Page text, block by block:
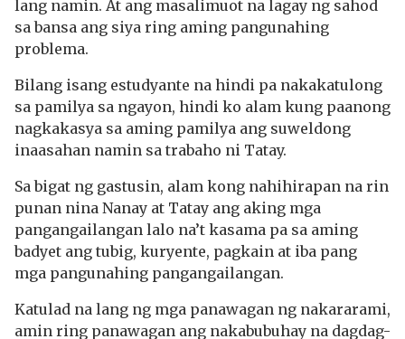
lang namin. At ang masalimuot na lagay ng sahod
sa bansa ang siya ring aming pangunahing
problema.
Bilang isang estudyante na hindi pa nakakatulong
sa pamilya sa ngayon, hindi ko alam kung paanong
nagkakasya sa aming pamilya ang suweldong
inaasahan namin sa trabaho ni Tatay.
Sa bigat ng gastusin, alam kong nahihirapan na rin
punan nina Nanay at Tatay ang aking mga
pangangailangan lalo na’t kasama pa sa aming
badyet ang tubig, kuryente, pagkain at iba pang
mga pangunahing pangangailangan.
Katulad na lang ng mga panawagan ng nakararami,
amin ring panawagan ang nakabubuhay na dagdag-